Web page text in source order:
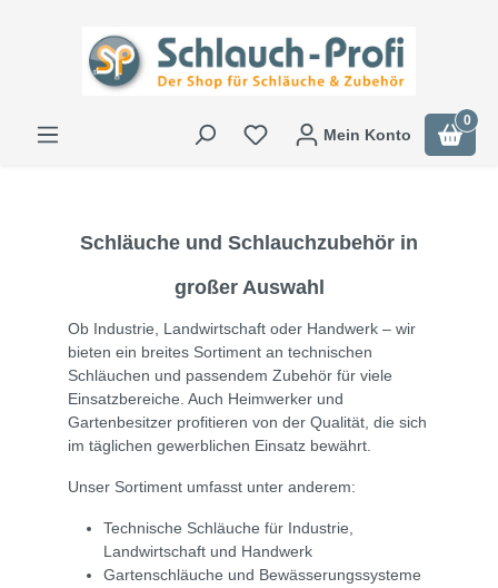
Mein Konto
0
Schläuche und Schlauchzubehör in
großer Auswahl
Ob Industrie, Landwirtschaft oder Handwerk – wir
bieten ein breites Sortiment an technischen
Schläuchen und passendem Zubehör für viele
Einsatzbereiche. Auch Heimwerker und
Gartenbesitzer profitieren von der Qualität, die sich
im täglichen gewerblichen Einsatz bewährt.
Unser Sortiment umfasst unter anderem:
Technische Schläuche für Industrie,
Landwirtschaft und Handwerk
Gartenschläuche und Bewässerungssysteme